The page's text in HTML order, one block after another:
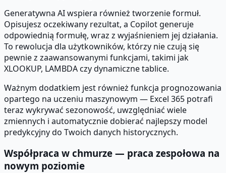
Generatywna AI wspiera również tworzenie formuł.
Opisujesz oczekiwany rezultat, a Copilot generuje
odpowiednią formułę, wraz z wyjaśnieniem jej działania.
To rewolucja dla użytkowników, którzy nie czują się
pewnie z zaawansowanymi funkcjami, takimi jak
XLOOKUP, LAMBDA czy dynamiczne tablice.
Ważnym dodatkiem jest również funkcja prognozowania
opartego na uczeniu maszynowym — Excel 365 potrafi
teraz wykrywać sezonowość, uwzględniać wiele
zmiennych i automatycznie dobierać najlepszy model
predykcyjny do Twoich danych historycznych.
Współpraca w chmurze — praca zespołowa na
nowym poziomie